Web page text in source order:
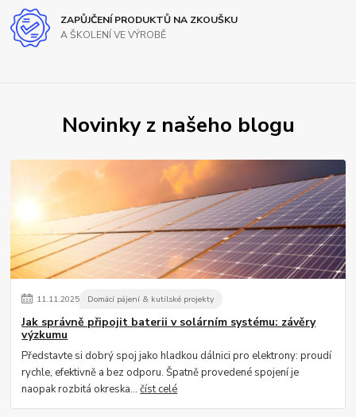
ZAPŮJČENÍ PRODUKTŮ NA ZKOUŠKU
A ŠKOLENÍ VE VÝROBĚ
Novinky z našeho blogu
11.11.2025 Domácí pájení & kutilské projekty
Jak správně připojit baterii v solárním systému: závěry
výzkumu
Představte si dobrý spoj jako hladkou dálnici pro elektrony: proudí
rychle, efektivně a bez odporu. Špatně provedené spojení je
naopak rozbitá okreska...číst celé